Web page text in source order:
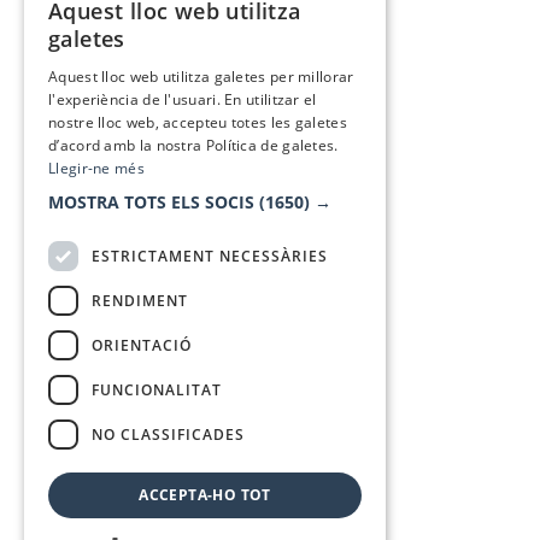
Aquest lloc web utilitza
galetes
Aquest lloc web utilitza galetes per millorar
l'experiència de l'usuari. En utilitzar el
nostre lloc web, accepteu totes les galetes
d’acord amb la nostra Política de galetes.
Llegir-ne més
MOSTRA TOTS ELS SOCIS (1650) →
ESTRICTAMENT NECESSÀRIES
RENDIMENT
ORIENTACIÓ
FUNCIONALITAT
NO CLASSIFICADES
ACCEPTA-HO TOT